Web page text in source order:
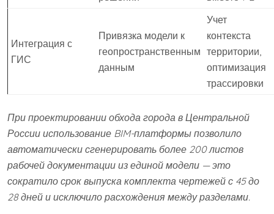
Интеграция с
ГИС
Привязка модели к
геопространственным
данным
Учет
контекста
территории,
оптимизация
трассировки
При проектировании обхода города в Центральной
России использование BIM-платформы позволило
автоматически сгенерировать более 200 листов
рабочей документации из единой модели — это
сократило срок выпуска комплекта чертежей с 45 до
28 дней и исключило расхождения между разделами.